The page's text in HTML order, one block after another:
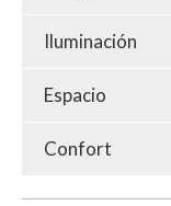
Iluminación
Espacio
Confort